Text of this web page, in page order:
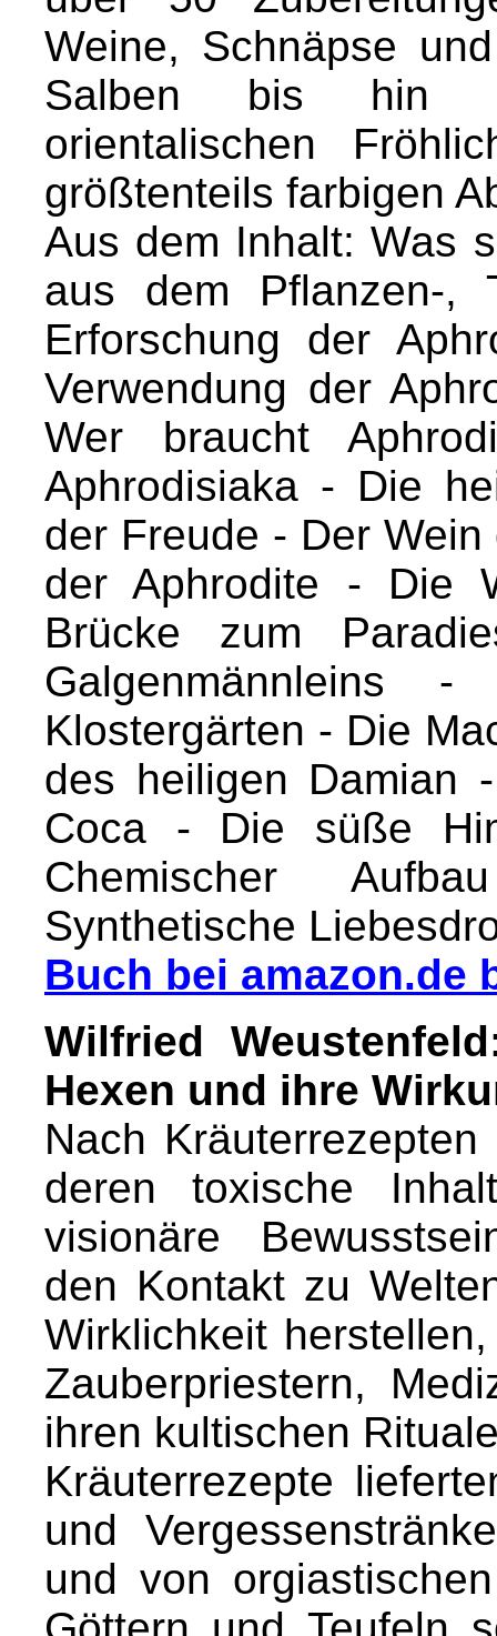
Weine, Schnäpse
Salben bis hin
orientalischen
größtenteils farbigen
Aus dem Inhalt: Was
aus dem Pflanzen-,
Erforschung der
Verwendung der
Wer braucht
Aphrodisiaka - Die
der Freude - Der
der Aphrodite - Die
Brücke zum
Galgenmännleins
Klostergärten - Die
des heiligen Damian
Coca - Die süße
Chemischer
Synthetische
Buch bei amazon.de
Wilfried
Hexen und ihre
Nach
deren toxische
visionäre
den Kontakt zu
Wirklichkeit
Zauberpriestern,
ihren kultischen
Kräuterrezepte
und
und von